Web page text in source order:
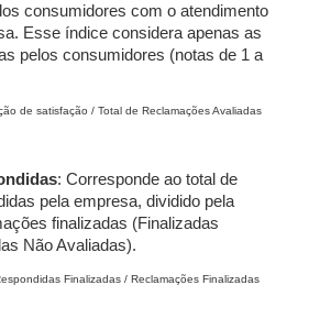
consumidores com o atendimento
Esse índice considera apenas as
pelos consumidores (notas de 1 a
de satisfação / Total de Reclamações Avaliadas
: Corresponde ao total de
pela empresa, dividido pela
finalizadas (Finalizadas
Não Avaliadas).
Finalizadas / Reclamações Finalizadas